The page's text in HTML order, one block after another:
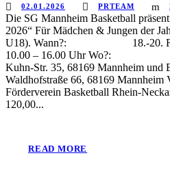
02.01.2026 PRTEAM
Die SG Mannheim Basketball
2026“ Für Mädchen & Jungen der
U18). Wann?: 18.-20.
10.00 – 16.00 Uhr Wo?:
Kuhn-Str. 35, 68169 Mannheim und
Waldhofstraße 66, 68169
Förderverein Basketball Rhein-
120,00...
READ MORE